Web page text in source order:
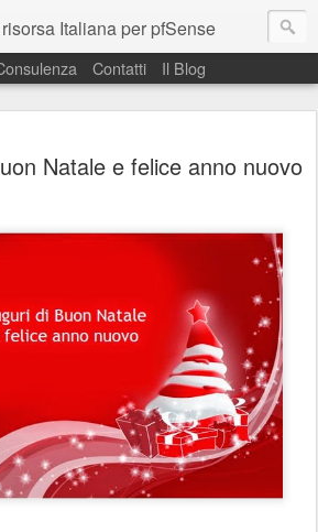
Italiana per pfSense
Contatti Il Blog
Natale e felice anno nuovo